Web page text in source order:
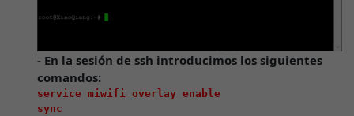
- En la sesión de ssh introducimos los siguientes
comandos:
service miwifi_overlay enable
sync